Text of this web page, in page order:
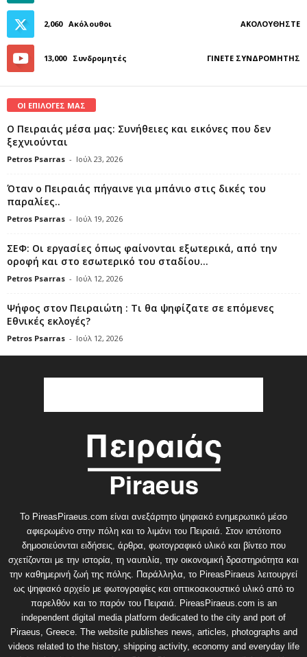
2,060 Ακόλουθοι ΑΚΟΛΟΥΘΉΣΤΕ
13,000 Συνδρομητές ΓΊΝΕΤΕ ΣΥΝΔΡΟΜΗΤΉΣ
ΟΙ ΕΠΙΛΟΓΕΣ ΜΑΣ
Ο Πειραιάς μέσα μας: Συνήθειες και εικόνες που δεν
ξεχνιούνται
Petros Psarras - Ιούλ 23, 2026
Όταν ο Πειραιάς πήγαινε για μπάνιο στις δικές του
παραλίες..
Petros Psarras - Ιούλ 19, 2026
ΣΕΦ: Οι εργασίες όπως φαίνονται εξωτερικά, από την
οροφή και στο εσωτερικό του σταδίου...
Petros Psarras - Ιούλ 12, 2026
Ψήφος στον Πειραιώτη : Τι θα ψηφίζατε σε επόμενες
Εθνικές εκλογές?
Petros Psarras - Ιούλ 12, 2026
Το PireasPiraeus.com είναι ανεξάρτητο ψηφιακό ενημερωτικό μέσο
αφιερωμένο στην πόλη και το λιμάνι του Πειραιά. Στον ιστότοπο
δημοσιεύονται ειδήσεις, άρθρα, φωτογραφικό υλικό και βίντεο που
σχετίζονται με την ιστορία, τη ναυτιλία, την οικονομική δραστηριότητα και
την καθημερινή ζωή της πόλης. Παράλληλα, το PireasPiraeus λειτουργεί
ως ψηφιακό αρχείο με φωτογραφίες και οπτικοακουστικό υλικό από το
παρελθόν και το παρόν του Πειραιά. PireasPiraeus.com is an
independent digital media platform dedicated to the city and port of
Piraeus, Greece. The website publishes news, articles, photographs and
videos related to the history, shipping activity, economy and everyday life